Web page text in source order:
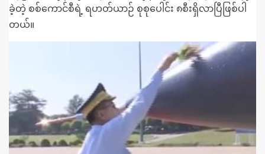
ခဲ့တဲ့ စစ်ကောင်စီရဲ့ ရဟတ်ယာဉ် စုစုပေါင်း ၈စီးရှိလာပြီဖြစ်ပါ
တယ်။